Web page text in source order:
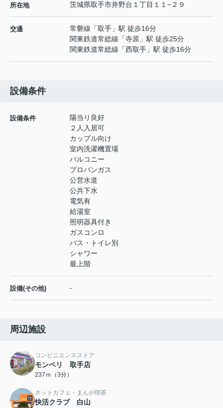
所在地 茨城県取手市井野台 １丁目１１−２９
交通 常磐線 「取手 」駅 徒歩16分
関東鉄道常総線 「寺原 」駅 徒歩25分
関東鉄道常総線 「西取手 」駅 徒歩16分
設備条件
設備条件
陽当り良好
２人入居可
カップル向け
室内洗濯機置場
バルコニー
プロパンガス
公営水道
公共下水
電気有
給湯室
照明器具付き
ガスコンロ
バス・トイレ別
シャワー
最上階
設備(その他) -
周辺施設
コンビニエンスストア
モンペリ 取手店
237ｍ（3分）
ネットカフェ・まんが喫茶
快活クラブ 白山